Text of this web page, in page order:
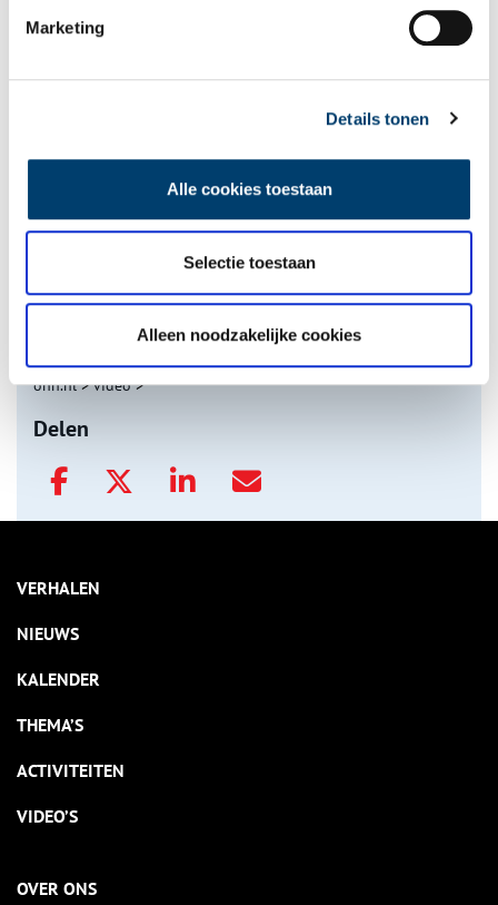
Marketing
Details tonen
Alle cookies toestaan
Selectie toestaan
Alleen noodzakelijke cookies
De eendenboeten op De Haukes
onh.nl>video>
Delen
VERHALEN
NIEUWS
KALENDER
THEMA’S
ACTIVITEITEN
VIDEO’S
OVER ONS